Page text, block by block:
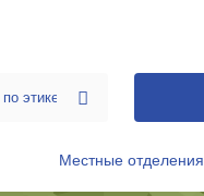
Местные отделения